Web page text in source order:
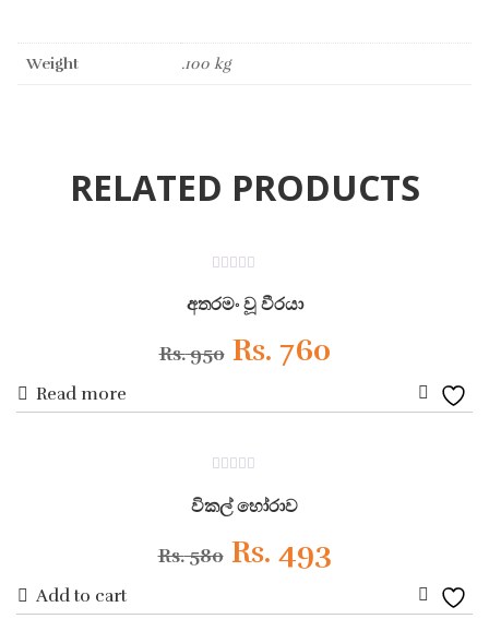
Weight .100 kg
RELATED PRODUCTS
out
of
අතරමං වූ වීරයා
Rs.950 Original
price
was:
Rs. 950.
Rs. 760Current
price
Read more
out
of
විකල් හෝරාව
Rs.580 Original
Rs. 493Current
Add to cart